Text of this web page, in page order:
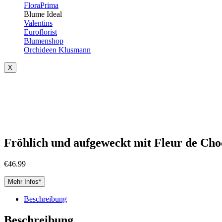
FloraPrima
Blume Ideal
Valentins
Euroflorist
Blumenshop
Orchideen Klusmann
X
Fröhlich und aufgeweckt mit Fleur de
€46.99
Mehr Infos*
Beschreibung